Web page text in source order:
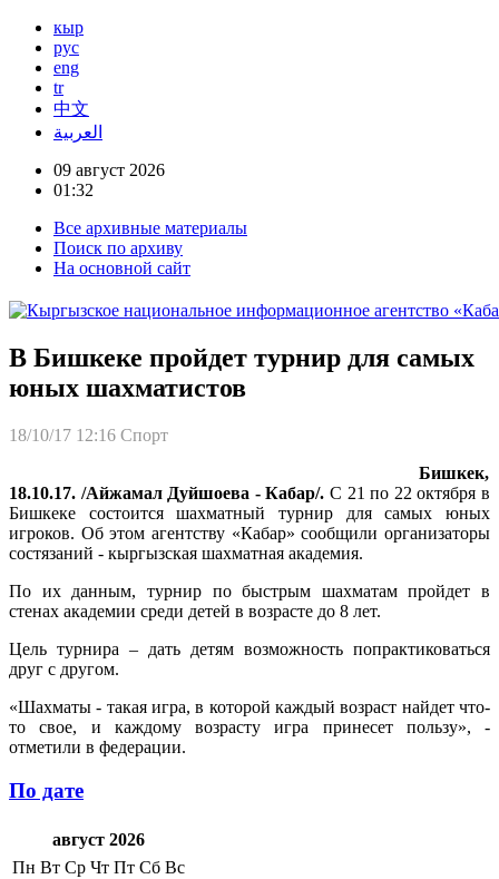
кыр
рус
eng
tr
中文
العربية
09 август 2026
01:32
Все архивные материалы
Поиск по архиву
На основной сайт
В Бишкеке пройдет турнир для самых
юных шахматистов
18/10/17 12:16 Спорт
Бишкек,
18.10.17. /Айжамал Дуйшоева - Кабар/. С 21 по 22 октября в
Бишкеке состоится шахматный турнир для самых юных
игроков. Об этом агентству «Кабар» сообщили организаторы
состязаний - кыргызская шахматная академия.
По их данным, турнир по быстрым шахматам пройдет в
стенах академии среди детей в возрасте до 8 лет.
Цель турнира – дать детям возможность попрактиковаться
друг с другом.
«Шахматы - такая игра, в которой каждый возраст найдет что-
то свое, и каждому возрасту игра принесет пользу», -
отметили в федерации.
По дате
август 2026
Пн Вт Ср Чт Пт Сб Вс